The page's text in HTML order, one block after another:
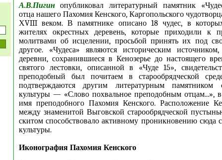
А.В.Пигинопубликовал литературный памятник
отца нашего Пахомия Кенского, Каргопольского
ХVIII веком. В памятнике описано 18 чудес, в
жителях окрестных деревень, которые приходили к
молитвами об исцелении, просьбой принять их под
другое. «Чудеса» являются историческим
деревни, сохранившиеся в Кенозерье до настоящего
святого лестовки, описанной в «Чуде 15»,
преподобный был почитаем в старообрядческой
подтверждаются другим литературным памятником
культуры — «Слово похвальное преподобным отцам...», в
имя преподобного Пахомия Кенского. Расположение
между знаменитой Выговской старообрядческой
скитом способствовало активному проникновению сюда
культуры.
Иконография Пахомия Кенского